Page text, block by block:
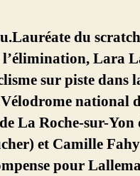
du
l’élimination, Lara
sur piste dans
national
La Roche-sur-
et Camille
pour